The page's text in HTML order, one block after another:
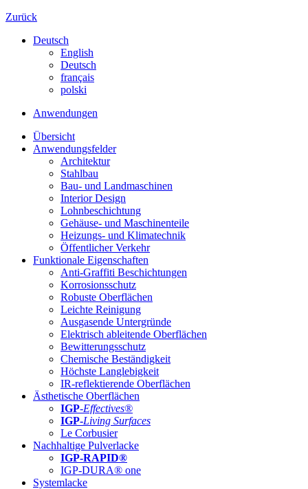
Zurück
Deutsch
English
Deutsch
français
polski
Anwendungen
Übersicht
Anwendungsfelder
Architektur
Stahlbau
Bau- und Landmaschinen
Interior Design
Lohnbeschichtung
Gehäuse- und Maschinenteile
Heizungs- und Klimatechnik
Öffentlicher Verkehr
Funktionale Eigenschaften
Anti-Graffiti Beschichtungen
Korrosionsschutz
Robuste Oberflächen
Leichte Reinigung
Ausgasende Untergründe
Elektrisch ableitende Oberflächen
Bewitterungsschutz
Chemische Beständigkeit
Höchste Langlebigkeit
IR-reflektierende Oberflächen
Ästhetische Oberflächen
IGP-Effectives®
IGP-Living Surfaces
Le Corbusier
Nachhaltige Pulverlacke
IGP-RAPID®
IGP-DURA® one
Systemlacke